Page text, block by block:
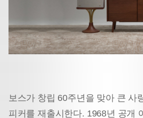
보스가 창립 60주년을 맞아 큰 사
피커를 재출시한다. 1968년 공개